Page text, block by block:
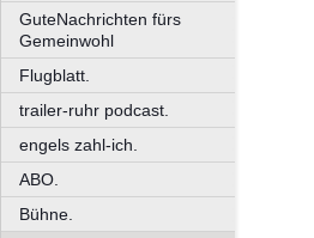
GuteNachrichten fürs
Gemeinwohl
Flugblatt.
trailer-ruhr podcast.
engels zahl-ich.
ABO.
Bühne.